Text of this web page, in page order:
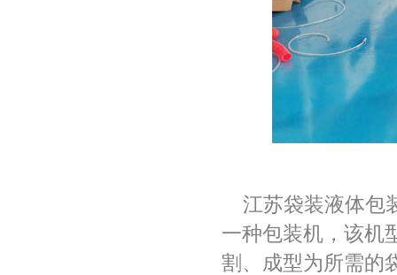
江苏袋装液体包
一种包装机，该机
割、成型为所需的